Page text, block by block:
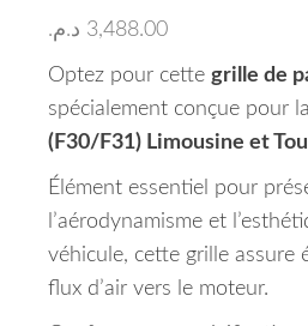
3,488.00 د.م.
Optez pour cette grille de
spécialement conçue pour la
(F30/F31) Limousine et
Élément essentiel pour
l’aérodynamisme et
véhicule, cette grille assure
flux d’air vers le moteur.